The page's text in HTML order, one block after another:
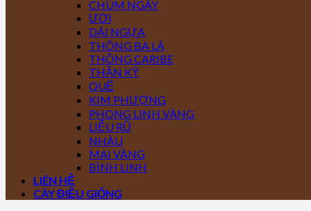
CHÙM NGÂY
ƯƠI
DÁI NGỰA
THÔNG BA LÁ
THÔNG CARIBE
THẦN KỲ
QUẾ
KIM PHƯỢNG
PHONG LINH VÀNG
LIỄU RŨ
NHÀU
MAI VÀNG
BÌNH LINH
LIÊN HỆ
CÂY ĐIỀU GIỐNG